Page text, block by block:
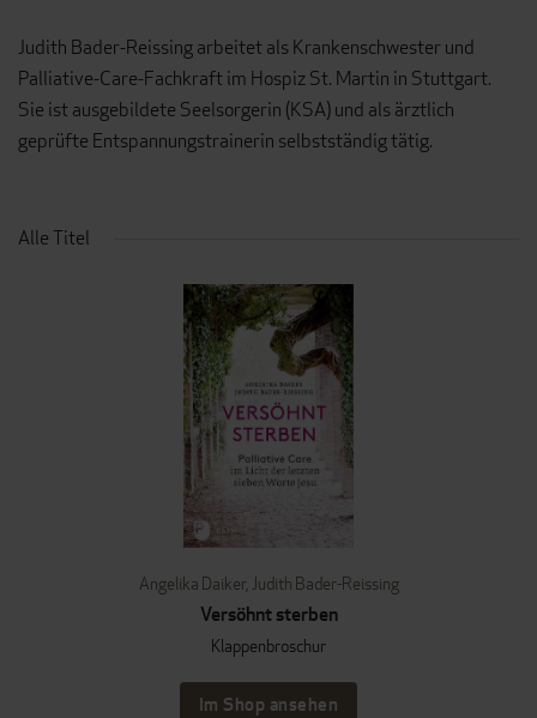
Judith Bader-Reissing arbeitet als Krankenschwester und
Palliative-Care-Fachkraft im Hospiz St. Martin in Stuttgart.
Sie ist ausgebildete Seelsorgerin (KSA) und als ärztlich
geprüfte Entspannungstrainerin selbstständig tätig.
Alle Titel
Angelika Daiker, Judith Bader-Reissing
Versöhnt sterben
Klappenbroschur
Im Shop ansehen